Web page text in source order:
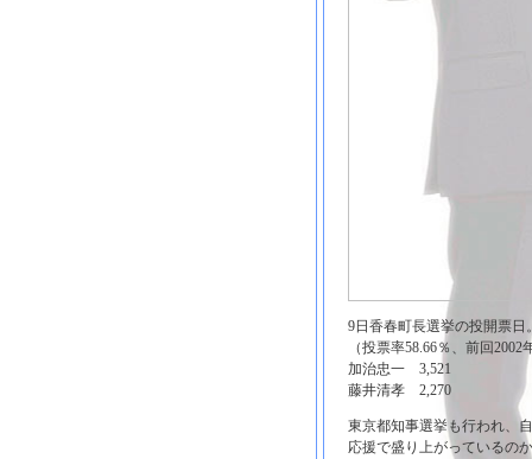
9日香春町長選挙の投開票日
（投票率58.66％、前回2002
加治忠一 3,521
藤井清孝 2,270
東京都知事選挙も行われ、
応援で盛り上がっているの